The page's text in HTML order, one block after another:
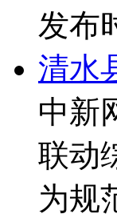
发布
清水
中新
联动
为规